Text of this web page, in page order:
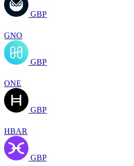
GBP
GNO
GBP
ONE
GBP
HBAR
GBP